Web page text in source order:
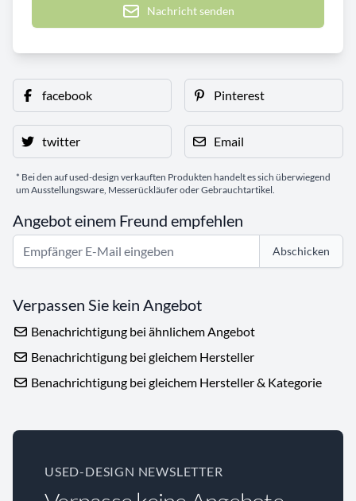
Nachricht senden
facebook Pinterest
twitter Email
* Bei den auf used-design verkauften Produkten handelt es sich überwiegend
um Ausstellungsware, Messerückläufer oder Gebrauchtartikel.
Angebot einem Freund empfehlen
Abschicken
Verpassen Sie kein Angebot
Benachrichtigung bei ähnlichem Angebot
Benachrichtigung bei gleichem Hersteller
Benachrichtigung bei gleichem Hersteller & Kategorie
USED-DESIGN NEWSLETTER